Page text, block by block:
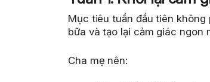
Mục tiêu tuần đầu tiên
bữa và tạo lại cảm giác ngon
Cha mẹ nên: